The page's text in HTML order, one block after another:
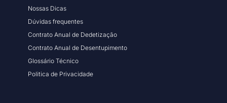
Nossas Dicas
Dúvidas frequentes
Contrato Anual de Dedetização
Contrato Anual de Desentupimento
Glossário Técnico
Politica de Privacidade